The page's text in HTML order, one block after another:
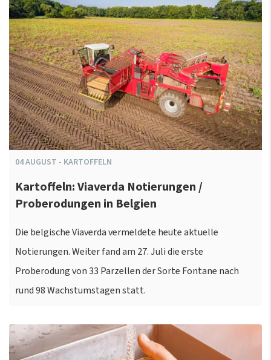
04AUGUST - KARTOFFELN
Kartoffeln: Viaverda Notierungen /
Proberodungen in Belgien
Die belgische Viaverda vermeldete heute aktuelle
Notierungen. Weiter fand am 27. Juli die erste
Proberodung von 33 Parzellen der Sorte Fontane nach
rund 98 Wachstumstagen statt.